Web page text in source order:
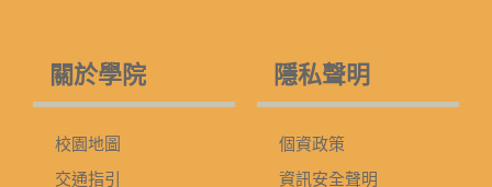
關於學院
校園地圖
交通指引
隱私聲明
個資政策
資訊安全聲明